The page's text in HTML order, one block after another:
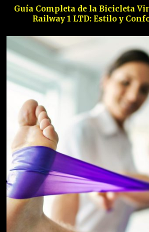
Guía Completa de la Bicicleta
Railway 1 LTD: Estilo y